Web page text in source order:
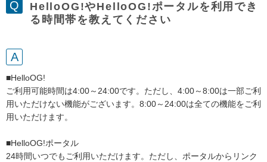
HelloOG!やHelloOG!ポータルを利用でき
る時間帯を教えてください
■HelloOG!
ご利用可能時間は4:00～24:00です。ただし、4:00～8:00は一部ご利
用いただけない機能がございます。8:00～24:00は全ての機能をご利
用いただけます。
■HelloOG!ポータル
24時間いつでもご利用いただけます。ただし、ポータルからリンク